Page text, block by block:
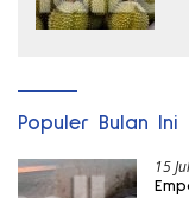
Populer Bulan Ini
15